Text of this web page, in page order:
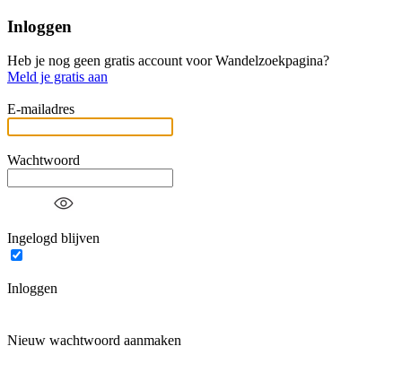
Inloggen
Heb je nog geen gratis account voor Wandelzoekpagina?
Meld je gratis aan
E-mailadres
Wachtwoord
Ingelogd blijven
Inloggen
Nieuw wachtwoord aanmaken